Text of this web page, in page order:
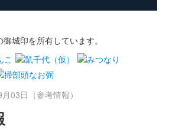
城印を所有しています。
03日（参考情報）